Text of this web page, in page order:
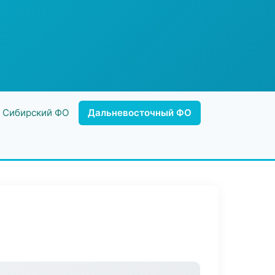
Сибирский ФО Дальневосточный ФО